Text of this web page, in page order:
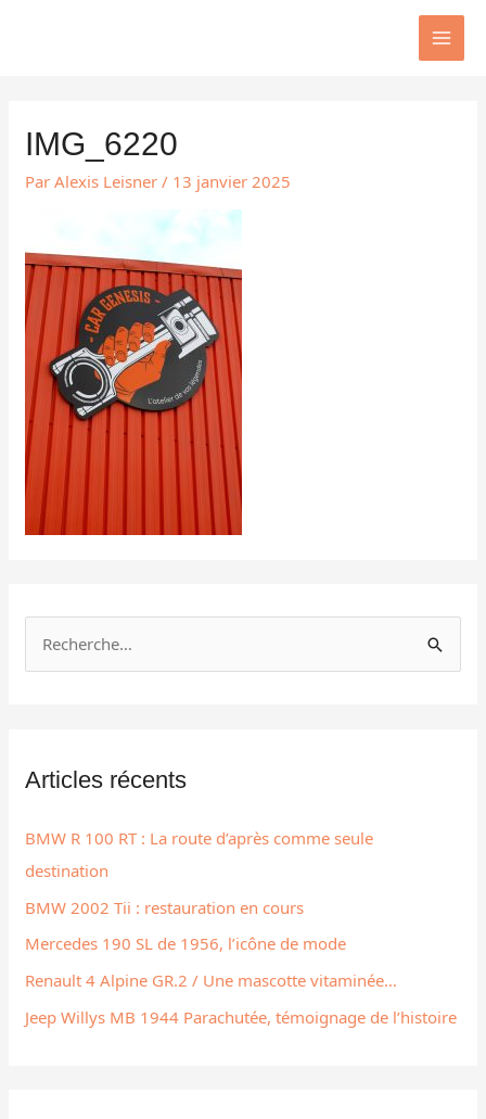
IMG_6220
ParAlexis Leisner/ 13 janvier 2025
e
c
h
e
r
Articles récents
BMW R 100 RT : La route d’après comme seule
destination
BMW 2002 Tii : restauration en cours
Mercedes 190 SL de 1956, l’icône de mode
Renault 4 Alpine GR.2 / Une mascotte vitaminée…
Jeep Willys MB 1944 Parachutée, témoignage de l’histoire